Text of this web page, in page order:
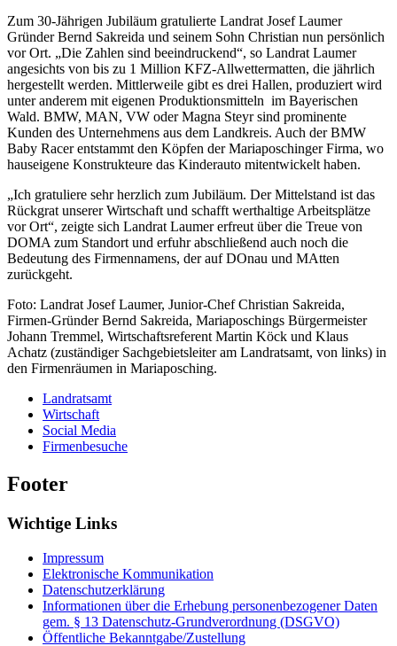
Zum 30-Jährigen Jubiläum gratulierte Landrat Josef Laumer
Gründer Bernd Sakreida und seinem Sohn Christian nun persönlich
vor Ort. „Die Zahlen sind beeindruckend“, so Landrat Laumer
angesichts von bis zu 1 Million KFZ-Allwettermatten, die jährlich
hergestellt werden. Mittlerweile gibt es drei Hallen, produziert wird
unter anderem mit eigenen Produktionsmitteln im Bayerischen
Wald. BMW, MAN, VW oder Magna Steyr sind prominente
Kunden des Unternehmens aus dem Landkreis. Auch der BMW
Baby Racer entstammt den Köpfen der Mariaposchinger Firma, wo
hauseigene Konstrukteure das Kinderauto mitentwickelt haben.
„Ich gratuliere sehr herzlich zum Jubiläum. Der Mittelstand ist das
Rückgrat unserer Wirtschaft und schafft werthaltige Arbeitsplätze
vor Ort“, zeigte sich Landrat Laumer erfreut über die Treue von
DOMA zum Standort und erfuhr abschließend auch noch die
Bedeutung des Firmennamens, der auf DOnau und MAtten
zurückgeht.
Foto: Landrat Josef Laumer, Junior-Chef Christian Sakreida,
Firmen-Gründer Bernd Sakreida, Mariaposchings Bürgermeister
Johann Tremmel, Wirtschaftsreferent Martin Köck und Klaus
Achatz (zuständiger Sachgebietsleiter am Landratsamt, von links) in
den Firmenräumen in Mariaposching.
Landratsamt
Wirtschaft
Social Media
Firmenbesuche
Footer
Wichtige Links
Impressum
Elektronische Kommunikation
Datenschutzerklärung
Informationen über die Erhebung personenbezogener Daten
gem. § 13 Datenschutz-Grundverordnung (DSGVO)
Öffentliche Bekanntgabe/Zustellung